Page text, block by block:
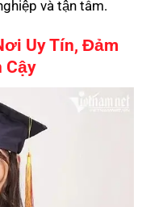
và tận tâm.
Uy Tín, Đảm
Cậy